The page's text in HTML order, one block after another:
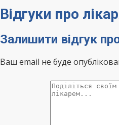
Відгуки про
Залишити відгук
Ваш email не буде